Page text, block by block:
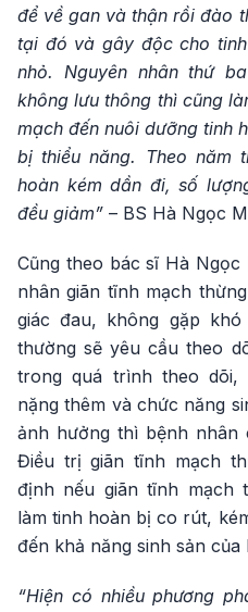
để về gan và thận rồi đào
tại đó và gây độc cho
nhỏ. Nguyên nhân thứ
không lưu thông thì cũng
mạch đến nuôi dưỡng tinh
bị thiểu năng. Theo năm
hoàn kém dần đi, số
đều giảm” – BS Hà Ngọc
Cũng theo bác sĩ Hà
nhân giãn tĩnh mạch
giác đau, không gặp
thường sẽ yêu cầu theo
trong quá trình theo
nặng thêm và chức năng
ảnh hưởng thì bệnh
Điều trị giãn tĩnh mạch
định nếu giãn tĩnh mạch
làm tinh hoàn bị co rút,
đến khả năng sinh sản của
“Hiện có nhiều phương